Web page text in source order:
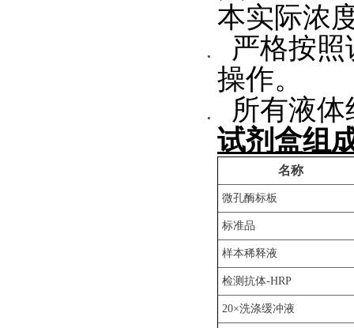
本实际浓
严格按
操作。
所有液
试剂盒组
名称
微孔酶标板
标准品
样本稀释液
检测抗体-HRP
20×洗涤缓冲液